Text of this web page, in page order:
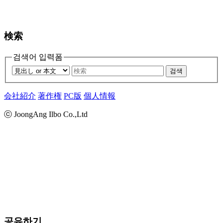
検索
검색어 입력폼
검색
会社紹介 著作権 PC版 個人情報
ⓒ JoongAng Ilbo Co.,Ltd